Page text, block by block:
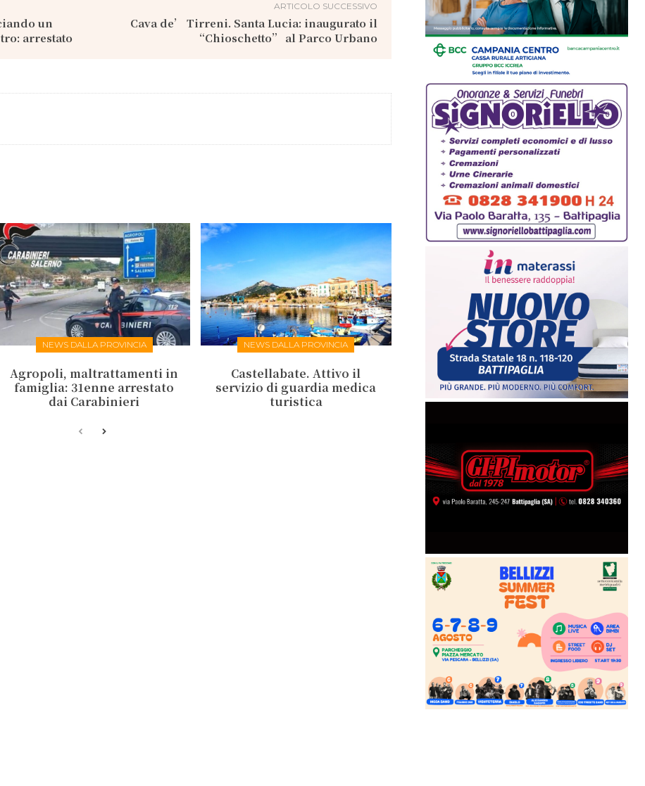
un
arrestato
ARTICOLO SUCCESSIVO
Cava de’ Tirreni. Santa Lucia: inaugurato il
“Chioschetto” al Parco Urbano
NEWS DALLA PROVINCIA
Agropoli, maltrattamenti in
famiglia: 31enne arrestato
dai Carabinieri
NEWS DALLA PROVINCIA
Castellabate. Attivo il
servizio di guardia medica
turistica